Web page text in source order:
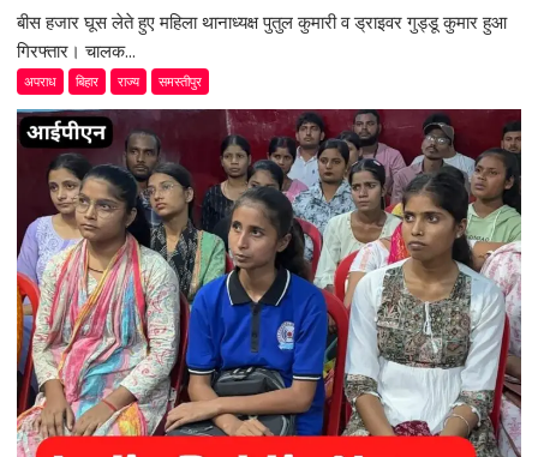
बीस हजार घूस लेते हुए महिला थानाध्यक्ष पुतुल कुमारी व ड्राइवर गुड्डू कुमार हुआ
गिरफ्तार। चालक...
अपराध बिहार राज्य समस्तीपुर